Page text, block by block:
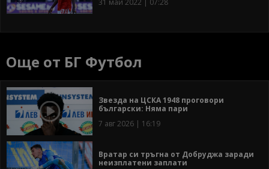
31 май 2022 | 07:28
Още от БГ Футбол
Звезда на ЦСКА 1948 проговори
български: Няма пари
7 авг 2026 | 16:19
Вратар си тръгна от Добруджа заради
неизплатени заплати